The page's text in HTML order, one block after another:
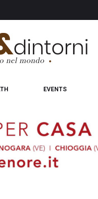
EVENTS